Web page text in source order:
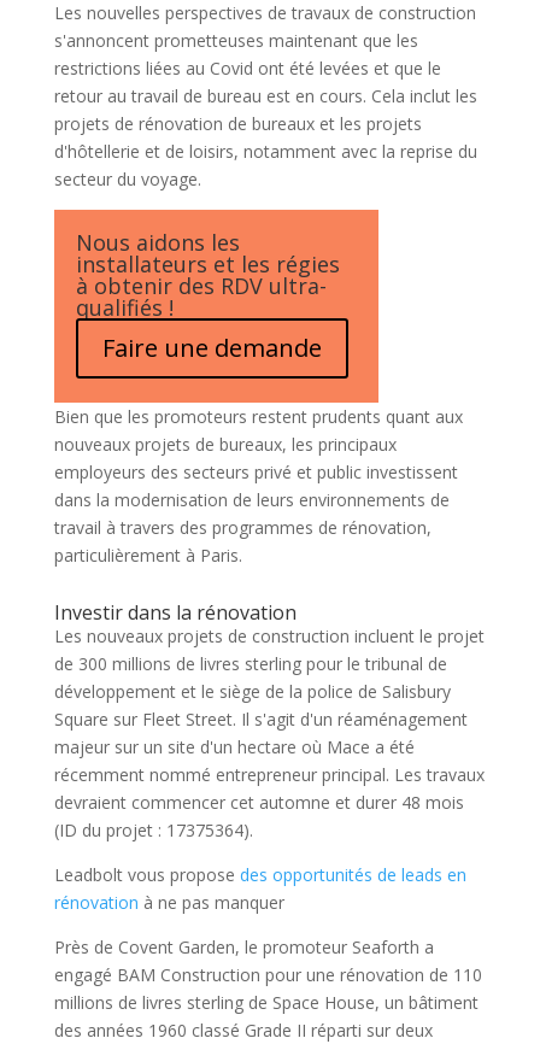
Les nouvelles perspectives de travaux de construction
s'annoncent prometteuses maintenant que les
restrictions liées au Covid ont été levées et que le
retour au travail de bureau est en cours. Cela inclut les
projets de rénovation de bureaux et les projets
d'hôtellerie et de loisirs, notamment avec la reprise du
secteur du voyage.
Nous aidons les
installateurs et les régies
à obtenir des RDV ultra-
qualifiés !
Faire une demande
Bien que les promoteurs restent prudents quant aux
nouveaux projets de bureaux, les principaux
employeurs des secteurs privé et public investissent
dans la modernisation de leurs environnements de
travail à travers des programmes de rénovation,
particulièrement à Paris.
Investir dans la rénovation
Les nouveaux projets de construction incluent le projet
de 300 millions de livres sterling pour le tribunal de
développement et le siège de la police de Salisbury
Square sur Fleet Street. Il s'agit d'un réaménagement
majeur sur un site d'un hectare où Mace a été
récemment nommé entrepreneur principal. Les travaux
devraient commencer cet automne et durer 48 mois
(ID du projet : 17375364).
Leadbolt vous propose des opportunités de leads en
rénovation à ne pas manquer
Près de Covent Garden, le promoteur Seaforth a
engagé BAM Construction pour une rénovation de 110
millions de livres sterling de Space House, un bâtiment
des années 1960 classé Grade II réparti sur deux